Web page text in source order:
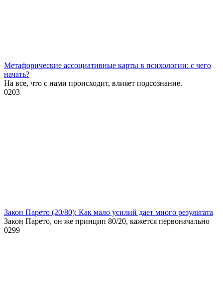
Метафорические ассоциативные карты в психологии: с чего
начать?
На все, что с нами происходит, влияет подсознание.
0203
Закон Парето (20/80): Как мало усилий дает много результата
Закон Парето, он же принцип 80/20, кажется первоначально
0299